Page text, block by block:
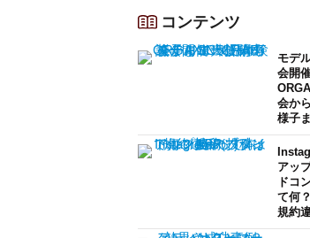
コンテンツ
モデ
会開
会か
様子
アッ
ドコ
て何
規約